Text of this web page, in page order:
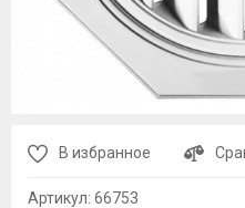
В избранное
Артикул: 66753